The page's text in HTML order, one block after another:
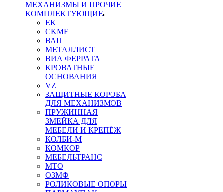
МЕХАНИЗМЫ И ПРОЧИЕ
КОМПЛЕКТУЮЩИЕ
ЕК
CKMF
ВАП
МЕТАЛЛИСТ
ВИА ФЕРРАТА
КРОВАТНЫЕ
ОСНОВАНИЯ
VZ
ЗАЩИТНЫЕ КОРОБА
ДЛЯ МЕХАНИЗМОВ
ПРУЖИННАЯ
ЗМЕЙКА ДЛЯ
МЕБЕЛИ И КРЕПЁЖ
КОЛБИ-М
КОМКОР
МЕБЕЛЬТРАНС
MTO
ОЗМФ
РОЛИКОВЫЕ ОПОРЫ